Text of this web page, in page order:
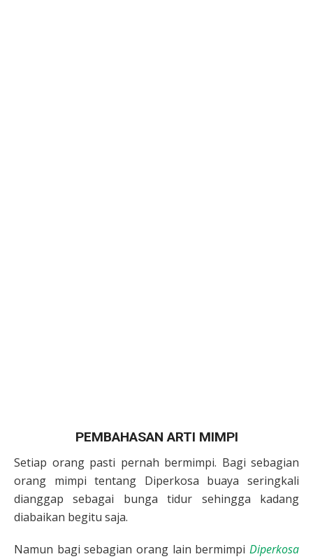
PEMBAHASAN ARTI MIMPI
Setiap orang pasti pernah bermimpi. Bagi sebagian
orang mimpi tentang Diperkosa buaya seringkali
dianggap sebagai bunga tidur sehingga kadang
diabaikan begitu saja.
Namun bagi sebagian orang lain bermimpi Diperkosa